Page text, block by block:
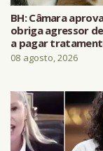
BH: Câmara
obriga agressor
a pagar
08 agosto, 2026